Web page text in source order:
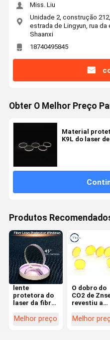
Miss. Liu
Unidade 2, construção
estrada de Lingyun, rua da
Shaanxi
18740495845
Obter O Melhor Preço
Material
K9L do laser
Produtos
lente
protetora do
laser da fibra
20x1mm para
Melhor preço
O dobro do
CO2 de
revestiu a
circular da
Melhor